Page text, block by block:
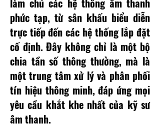
làm chủ các hệ thống âm thanh
phức tạp, từ sân khấu biểu diễn
trực tiếp đến các hệ thống lắp đặt
cố định. Đây không chỉ là một bộ
chia tần số thông thường, mà là
một trung tâm xử lý và phân phối
tín hiệu thông minh, đáp ứng mọi
yêu cầu khắt khe nhất của kỹ sư
âm thanh.